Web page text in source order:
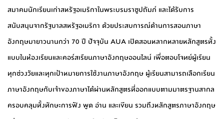
สมาคมนักเรียนเก่าสหรัฐอเมริกาในพระบรมราชูปถัมภ์ และได้รับการ
สนับสนุนจากรัฐบาลสหรัฐอเมริกา ด้วยประสบการณ์ด้านการสอนภาษา
อังกฤษมายาวนานกว่า 70 ปี ปัจจุบัน AUA เปิดสอนหลากหลายหลักสูตรทั้ง
แบบในห้องเรียนและคอร์สเรียนภาษาอังกฤษออนไลน์ เพื่อตอบโจทย์ผู้เรียน
ทุกช่วงวัยและทุกเป้าหมายการใช้งานภาษาอังกฤษ ผู้เรียนสามารถเลือกเรียน
ภาษาอังกฤษกับเจ้าของภาษาได้ผ่านหลักสูตรที่ออกแบบตามมาตรฐานสากล
ครอบคลุมทั้งทักษะการฟัง พูด อ่าน และเขียน รวมถึงหลักสูตรภาษาอังกฤษ